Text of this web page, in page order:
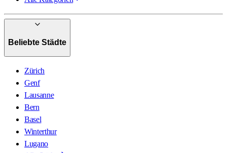
Beliebte Städte
Zürich
Genf
Lausanne
Bern
Basel
Winterthur
Lugano